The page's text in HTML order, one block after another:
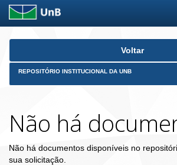
Skip
Voltar
REPOSITÓRIO INSTITUCIONAL DA UNB
Não há
Não há documentos disponíveis no
sua solicitação.